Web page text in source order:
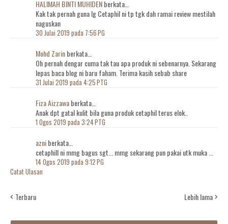
HALIMAH BINTI MUHIDENberkata…
Kak tak pernah guna lg Cetaphil ni tp tgk dah ramai review mestilah
naguskan
30 Julai 2019 pada 7:56 PG
Mohd Zarinberkata…
Oh pernah dengar cuma tak tau apa produk ni sebenarnya. Sekarang
lepas baca blog ni baru faham. Terima kasih sebab share
31 Julai 2019 pada 4:25 PTG
Fiza Aizzawaberkata…
Anak dpt gatal kulit bila guna produk cetaphil terus elok..
1 Ogos 2019 pada 3:24 PTG
azniberkata…
cetaphill ni mmg bagus sgt... mmg sekarang pun pakai utk muka ...
14 Ogos 2019 pada 9:12 PG
Catat Ulasan
Terbaru Lebih lama